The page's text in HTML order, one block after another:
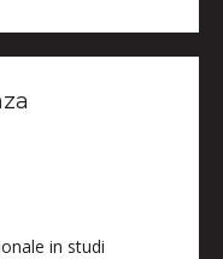
in studi